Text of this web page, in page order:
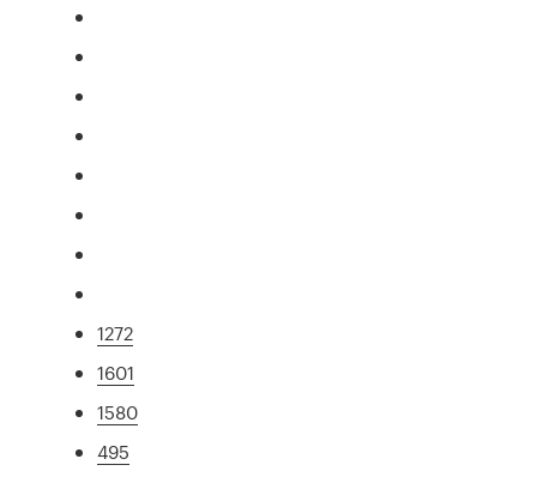
1272
1601
1580
495